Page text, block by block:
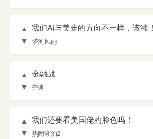
▲
▼
我们Ai与美走的方向不一样，该涨！
塔河风雨
▲
▼
金融战
齐速
▲
▼
我们还要看美国佬的脸色吗！
热闹湖泊2